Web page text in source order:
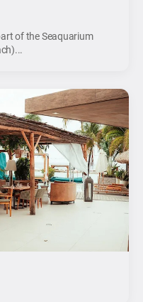
of the Seaquarium